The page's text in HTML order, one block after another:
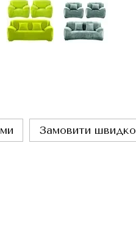
Замовити швидко